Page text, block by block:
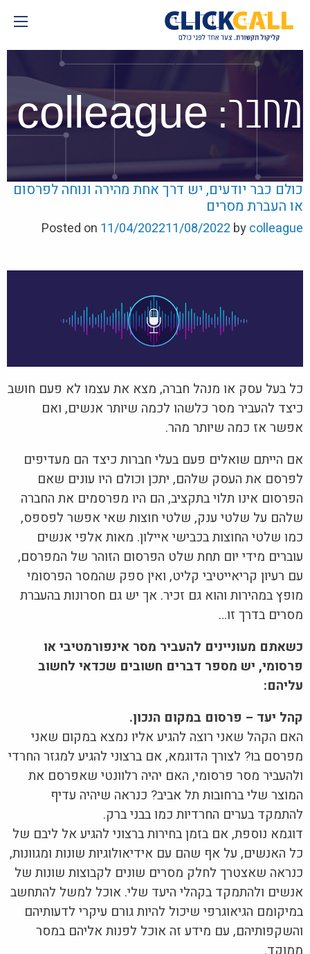
content
מחבר:colleague
כולם כבר יודעים, יש דרך אחת מהירה ונוחה לפרסום
או העברת מסרים
Posted on 11/04/202211/08/2022 bycolleague
כל בעל עסק או מנהל חברה, מצא את עצמו לא פעם חושב
כיצד להעביר מסר כלשהו לכמה שיותר אנשים, ואם
אפשר אז כמה שיותר מהר.
אם הייתם שואלים פעם בעלי חברות כיצד הם מעדיפים
לפרסם את העסק שלהם, יתכן וכולם היו עונים שאם
הפרסום אינו תלוי בתקציב, הם היו מפרסמים את החברה
שלהם על שלטי ענק, שלטי חוצות שאי אפשר לפספס,
כמו שלטי החוצות בכבישי איילון. מאות אלפי אנשים
עוברים מידי יום תחת שלט הפרסום הזוהר של המפרסם,
עם רעיון קריאייטיבי קליט, ואין ספק שהמסר הפרסומי
מופץ במהירות והוא גם זכיר. אך יש גם חסרונות בהעברת
מסרים בדרך זו…
כשאתם מעוניינים להעביר מסר אינפורמטיבי או
פרסומי, יש מספר דברים חשובים שכדאי לחשוב
עליהם:
קהל יעד – פרסום במקום הנכון.
האם הקהל שאני רוצה להגיע אליו נמצא במקום שאני
מפרסם בו? לצורך הדוגמא, אם ברצוני להגיע למגזר החרדי
ולהעביר מסר פרסומי, האם יהיה רלוונטי שאפרסם את
המוצר שלי ברחובות תל אביב? כנראה שיהיה עדיף
להתמקד בערים החרדיות כמו בבני ברק.
דוגמא נוספת, אם בזמן בחירות ברצוני להגיע אל ליבם של
כל האנשים, על אף שהם עם אידיאולוגיות שונות ומגוונות,
כנראה שאצטרך לחלק מסרים שונים לקבוצות שונות של
אנשים ולהתמקד בקהלי היעד שלי. אוכל למשל להתחשב
במיקומם הגיאוגרפי שיכול להיות גורם עיקרי לדעותיהם
והשקפותיהם, עם מידע זה אוכל לפנות אליהם במסר